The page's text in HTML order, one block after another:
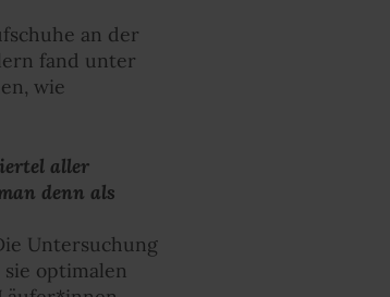
an der
fand unter
wie
aller
denn als
Untersuchung
optimalen